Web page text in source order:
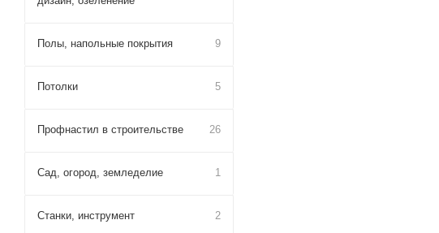
Полы, напольные покрытия 9
Потолки 5
Профнастил в строительстве 26
Сад, огород, земледелие 1
Станки, инструмент 2